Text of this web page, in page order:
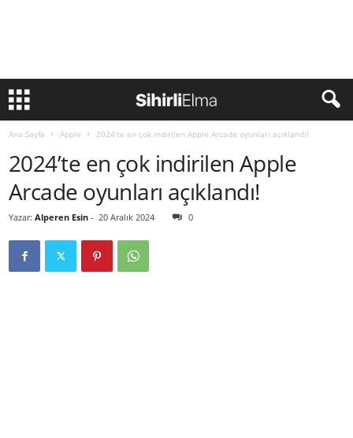
Ana Sayfa Apple 2024’te en çok indirilen Apple Arcade oyunları açıklandı!
2024’te en çok indirilen Apple
Arcade oyunları açıklandı!
Yazar: Alperen Esin - 20 Aralık 2024 0